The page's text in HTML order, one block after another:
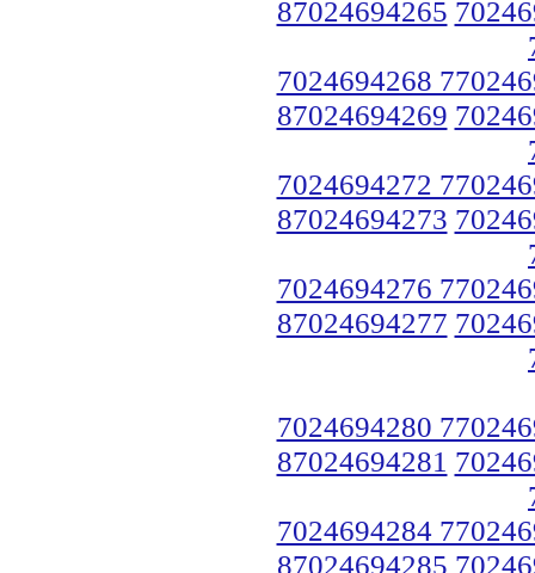
87024694265
7024694268
87024694269
7024694272
87024694273
7024694276
87024694277
7024694280
87024694281
7024694284
87024694285